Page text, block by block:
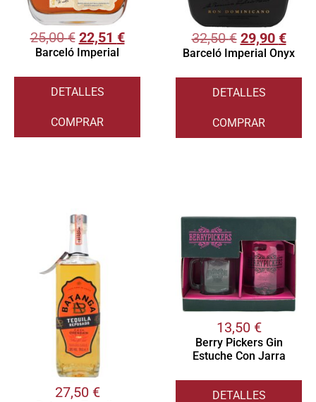
25,00€ 22,51 €
Barceló Imperial
DETALLES
COMPRAR
32,50€ 29,90 €
Barceló Imperial Onyx
DETALLES
COMPRAR
27,50 €
13,50 €
Berry Pickers Gin
Estuche Con Jarra
DETALLES